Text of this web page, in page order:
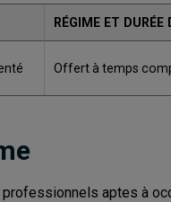
RÉGIME ET DURÉE
Offert à temps
aptes à